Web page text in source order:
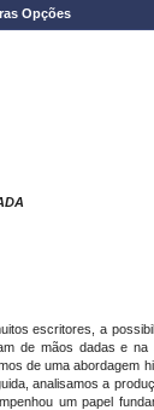
Opções
escritores, a
de mãos dadas e na
de uma abordagem
analisamos a
um papel